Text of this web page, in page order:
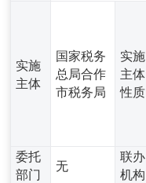
实施
主体
国家税务
总局合作
市税务局
实施
主体
性质
委托
部门
无
联办
机构